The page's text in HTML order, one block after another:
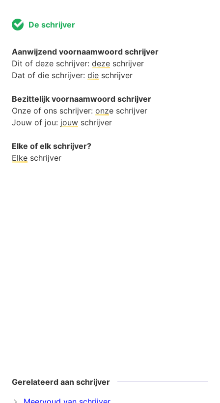
De schrijver
Aanwijzend voornaamwoord schrijver
Dit of deze schrijver: deze schrijver
Dat of die schrijver: die schrijver
Bezittelijk voornaamwoord schrijver
Onze of ons schrijver: onze schrijver
Jouw of jou: jouw schrijver
Elke of elk schrijver?
Elke schrijver
Gerelateerd aan schrijver